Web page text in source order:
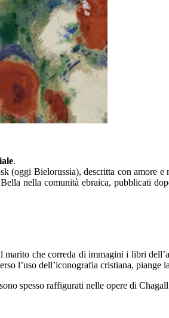
.
Bielorussia), descritta con amore e
nella comunità ebraica, pubblicati
che correda di immagini i libri
l’uso dell’iconografia cristiana, piange
spesso raffigurati nelle opere di